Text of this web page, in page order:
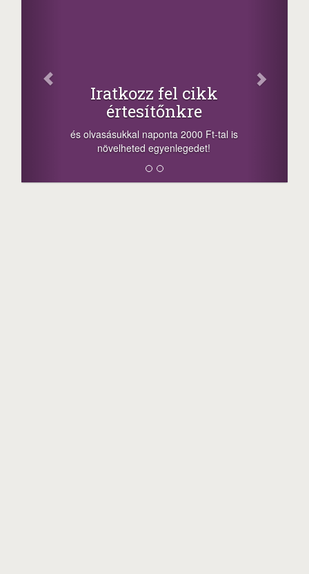
+1.000.000 Ft...
-nyeremény növelés jár a szerencsésnek
a sorsolás napján! A cikkek alján találsz
megosztási lehetőséget. Lájkolj is minket!